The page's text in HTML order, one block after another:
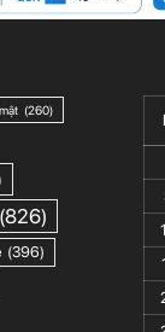
(260)
(826)
(396)